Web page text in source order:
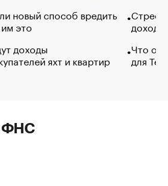
новый способ вредить
это
доходы
яхт и квартир
Что
для
ФНС